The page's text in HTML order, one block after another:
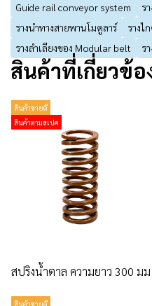
Guide rail conveyor system
ร
รางนำทางสายพานโมดูลาร์
รางไ
รางลำเลียงของ Modular belt
ร
สินค้าที่เกี่ยวข้อ
สินค้าขายดี
สินค้าตามสเปค
สปริงน้ำตาล ความยาว 300 มม
สินค้าขายดี